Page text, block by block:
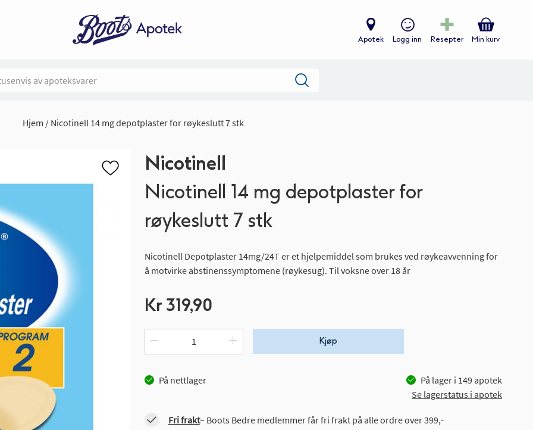
Apotek Logg inn Resepter Min kurv
Hjem Nicotinell 14 mg depotplaster for røykeslutt 7 stk
Nicotinell
Nicotinell 14 mg depotplaster for
røykeslutt 7 stk
Nicotinell Depotplaster 14mg/24T er et hjelpemiddel som brukes ved røykeavvenning for
å motvirke abstinenssymptomene (røykesug). Til voksne over 18 år
Kr 319,90
Kjøp
På nettlager På lager i 149apotek
Se lagerstatus i apotek
Fri frakt– Boots Bedre medlemmer får fri frakt på alle ordre over 399,-